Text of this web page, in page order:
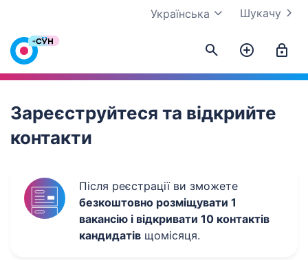
Шукачу
Українська
Work.ua
Зареєструйтеся та відкрийте
контакти
Після реєстрації ви зможете
безкоштовно розміщувати 1
вакансію і відкривати 10 контактів
кандидатів щомісяця.